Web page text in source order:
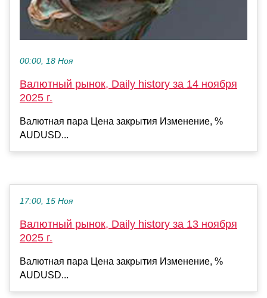
00:00, 18 Ноя
Валютный рынок, Daily history за 14 ноября
2025 г.
Валютная пара Цена закрытия Изменение, %
AUDUSD...
17:00, 15 Ноя
Валютный рынок, Daily history за 13 ноября
2025 г.
Валютная пара Цена закрытия Изменение, %
AUDUSD...